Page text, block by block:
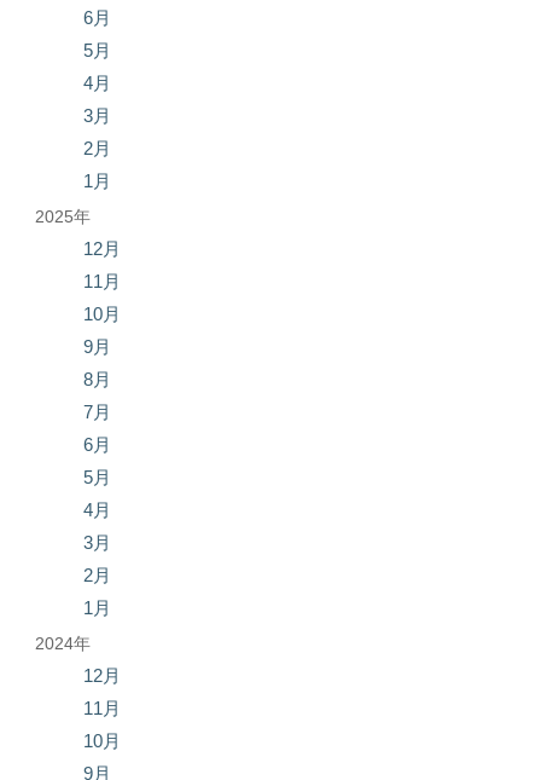
6月
5月
4月
3月
2月
1月
2025年
12月
11月
10月
9月
8月
7月
6月
5月
4月
3月
2月
1月
2024年
12月
11月
10月
9月